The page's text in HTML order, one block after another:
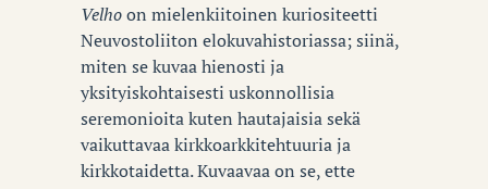
Velhoon mielenkiitoinen kuriositeetti
Neuvostoliiton elokuvahistoriassa; siinä,
miten se kuvaa hienosti ja
yksityiskohtaisesti uskonnollisia
seremonioita kuten hautajaisia sekä
vaikuttavaa kirkkoarkkitehtuuria ja
kirkkotaidetta. Kuvaavaa on se, ette